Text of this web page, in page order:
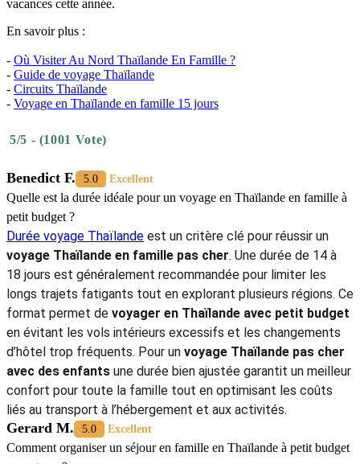
IV. Conseils pratiques pour voyager en
La réussite d'unvoyage Thaïlande en famille pas cher
une organisation minutieuse avant le départ pour éviter les imprévus
stressants. Chaque détail compte pour garantir un
jeunes. Voici nos recommandations pour un
La trousse à pharmacie contient les médicaments de base et
une crème solaire efficace pour protéger la peau fragile des
petits contre le soleil tropical.
Les vêtements légers et indispensables limitent le poids des
bagages pour faciliter les déplacements fréquents entre les
villes.
L'achat d'une carte SIM locale dès l'arrivée et l'aéroport assure
une connexion internet rapide et économique pour utiliser les
applications de transport comme Grab.
La préparation de petits snacks et des jeux calmes aident les
enfants à rester patients durant les trajets en bus ou en train.
La réservation des billets d'avion et des hôtels au moins trois
mois à l'avance permet de bénéficier des meilleurs tarifs
disponibles sur le marché.
Le choix de partir durant la basse saison offre des prix réduits
sur les logements familiaux pour éviter la foule dans les sites
touristiques.
La souscription à une assurance voyage familiale groupée
apporte une sécurité financière importante en cas de besoin
médical sur place.